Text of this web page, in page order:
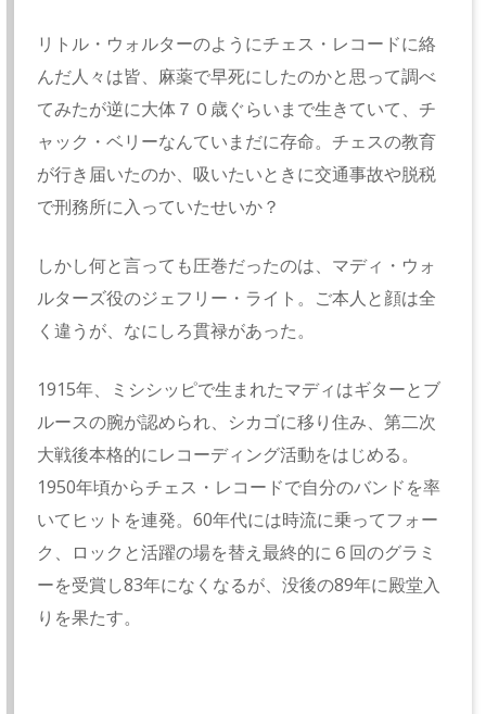
リトル・ウォルターのようにチェス・レコードに絡
んだ人々は皆、麻薬で早死にしたのかと思って調べ
てみたが逆に大体７０歳ぐらいまで生きていて、チ
ャック・ベリーなんていまだに存命。チェスの教育
が行き届いたのか、吸いたいときに交通事故や脱税
で刑務所に入っていたせいか？
しかし何と言っても圧巻だったのは、マディ・ウォ
ルターズ役のジェフリー・ライト。ご本人と顔は全
く違うが、なにしろ貫禄があった。
1915年、ミシシッピで生まれたマディはギターとブ
ルースの腕が認められ、シカゴに移り住み、第二次
大戦後本格的にレコーディング活動をはじめる。
1950年頃からチェス・レコードで自分のバンドを率
いてヒットを連発。60年代には時流に乗ってフォー
ク、ロックと活躍の場を替え最終的に６回のグラミ
ーを受賞し83年になくなるが、没後の89年に殿堂入
りを果たす。